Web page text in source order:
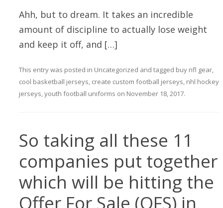
Ahh, but to dream. It takes an incredible
amount of discipline to actually lose weight
and keep it off, and […]
This entry was posted in Uncategorized and tagged buy nfl gear,
cool basketball jerseys, create custom football jerseys, nhl hockey
jerseys,youth football uniforms on November 18, 2017.
So taking all these 11
companies put together
which will be hitting the
Offer For Sale (OFS) in